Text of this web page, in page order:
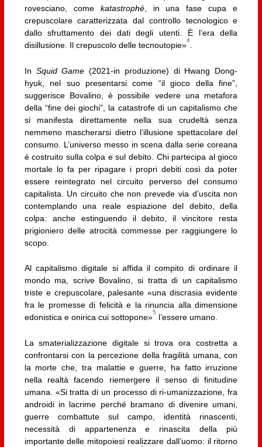
rovesciano, come katastrophé, in una fase cupa e
crepuscolare caratterizzata dal controllo tecnologico e
dallo sfruttamento dei dati degli utenti. È l’era della
disillusione. Il crepuscolo delle tecnoutopie»
4
.
In Squid Game (2021-in produzione) di Hwang Dong-
hyuk, nel suo presentarsi come “il gioco della fine”,
suggerisce Bovalino, è possibile vedere una metafora
della “fine dei giochi”, la catastrofe di un capitalismo che
si manifesta direttamente nella sua crudeltà senza
nemmeno mascherarsi dietro l’illusione spettacolare del
consumo. L’universo messo in scena dalla serie coreana
è costruito sulla colpa e sul debito. Chi partecipa al gioco
mortale lo fa per ripagare i propri debiti così da poter
essere reintegrato nel circuito perverso del consumo
capitalista. Un circuito che non prevede via d’uscita non
contemplando una reale espiazione del debito, della
colpa: anche estinguendo il debito, il vincitore resta
prigioniero delle atrocità commesse per raggiungere lo
scopo.
Al capitalismo digitale si affida il compito di ordinare il
mondo ma, scrive Bovalino, si tratta di un capitalismo
triste e crepuscolare, palesante «una discrasia evidente
fra le promesse di felicità e la rinuncia alla dimensione
edonistica e onirica cui sottopone»
5
l’essere umano.
La smaterializzazione digitale si trova ora costretta a
confrontarsi con la percezione della fragilità umana, con
la morte che, tra malattie e guerre, ha fatto irruzione
nella realtà facendo riemergere il senso di finitudine
umana. «Si tratta di un processo di ri-umanizzazione, fra
androidi in lacrime perché bramano di divenire umani,
guerre combattute sul campo, identità rinascenti,
necessità di appartenenza e rinascita della più
importante delle mitopoiesi realizzare dall’uomo: il ritorno